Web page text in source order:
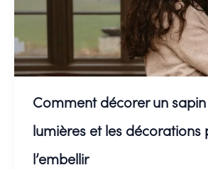
où
et
comment
l’accrocher
?
Comment décorer un sapin
lumières et les décorations
l’embellir